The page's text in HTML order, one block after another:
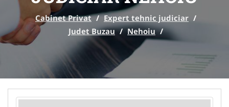
Cabinet Privat / Expert tehnic judiciar /
Judet Buzau / Nehoiu /